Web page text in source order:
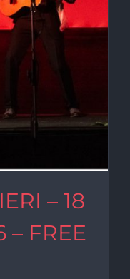
– 18
– FREE